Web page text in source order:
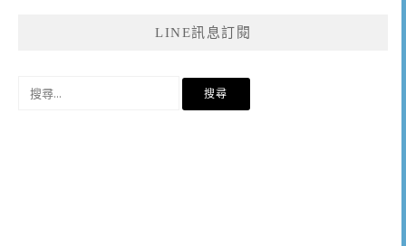
LINE訊息訂閱